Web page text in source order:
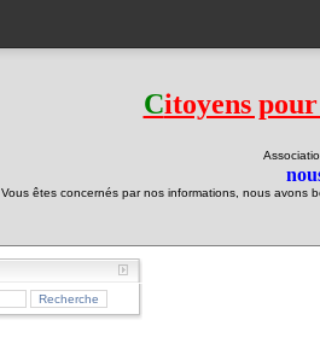
Citoyens
Vous êtes concernés par nos informations, nous avons